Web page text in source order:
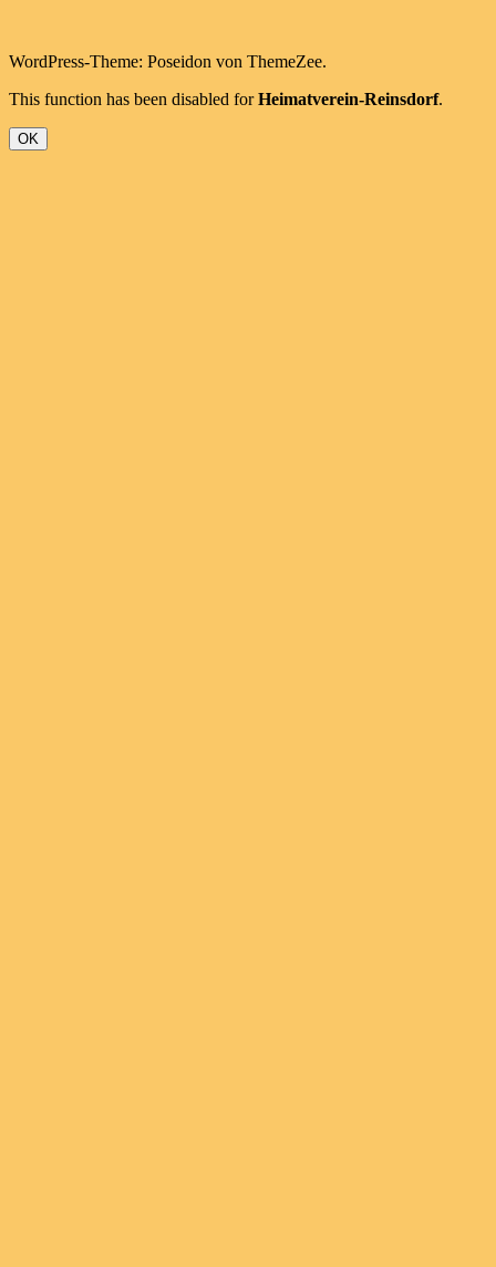
WordPress-Theme: Poseidon von ThemeZee.
This function has been disabled forHeimatverein-Reinsdorf.
OK